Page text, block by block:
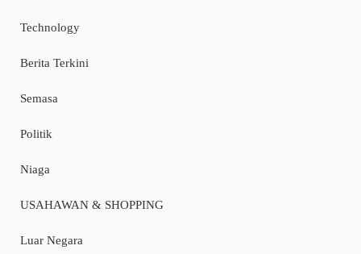
Technology
Berita Terkini
Semasa
Politik
Niaga
USAHAWAN & SHOPPING
Luar Negara